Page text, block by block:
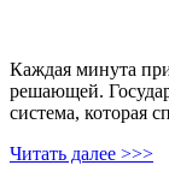
Каждая минута
решающей.
система, которая
Читать далее >>>